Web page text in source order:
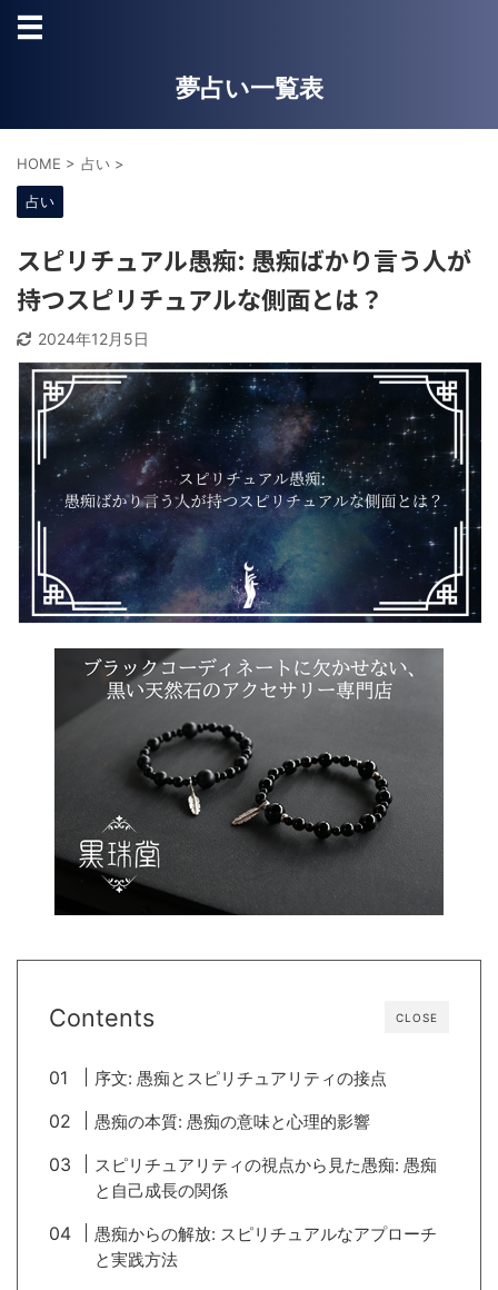
夢占い一覧表
HOME > 占い >
占い
スピリチュアル愚痴: 愚痴ばかり言う人が
持つスピリチュアルな側面とは？
2024年12月5日
CLOSE
Contents
序文: 愚痴とスピリチュアリティの接点
愚痴の本質: 愚痴の意味と心理的影響
スピリチュアリティの視点から見た愚痴: 愚痴
と自己成長の関係
愚痴からの解放: スピリチュアルなアプローチ
と実践方法